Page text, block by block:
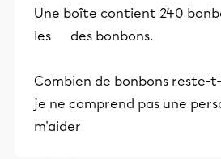
Une boîte contient 240
les des bonbons.
Combien de bonbons reste-
je ne comprend pas une
m'aider